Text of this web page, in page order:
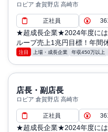
ロピア 倉賀野店 高崎市
正社員
★超成長企業★2024年度に
ループ売上1兆円目標！年間
注目 上場・成長企業 年収450万以上
店長・副店長
ロピア 倉賀野店 高崎市
正社員
★超成長企業★2024年度に